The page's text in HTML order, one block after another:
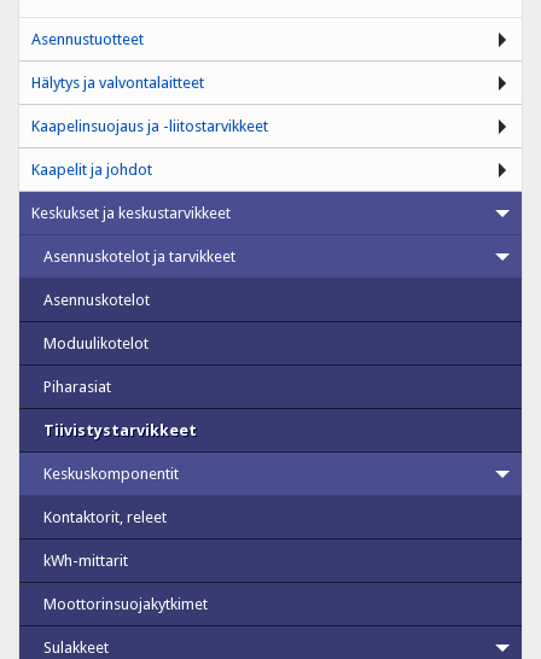
Asennustuotteet
Hälytys ja valvontalaitteet
Kaapelinsuojaus ja -liitostarvikkeet
Kaapelit ja johdot
Keskukset ja keskustarvikkeet
Asennuskotelot ja tarvikkeet
Asennuskotelot
Moduulikotelot
Piharasiat
Tiivistystarvikkeet
Keskuskomponentit
Kontaktorit, releet
kWh-mittarit
Moottorinsuojakytkimet
Sulakkeet